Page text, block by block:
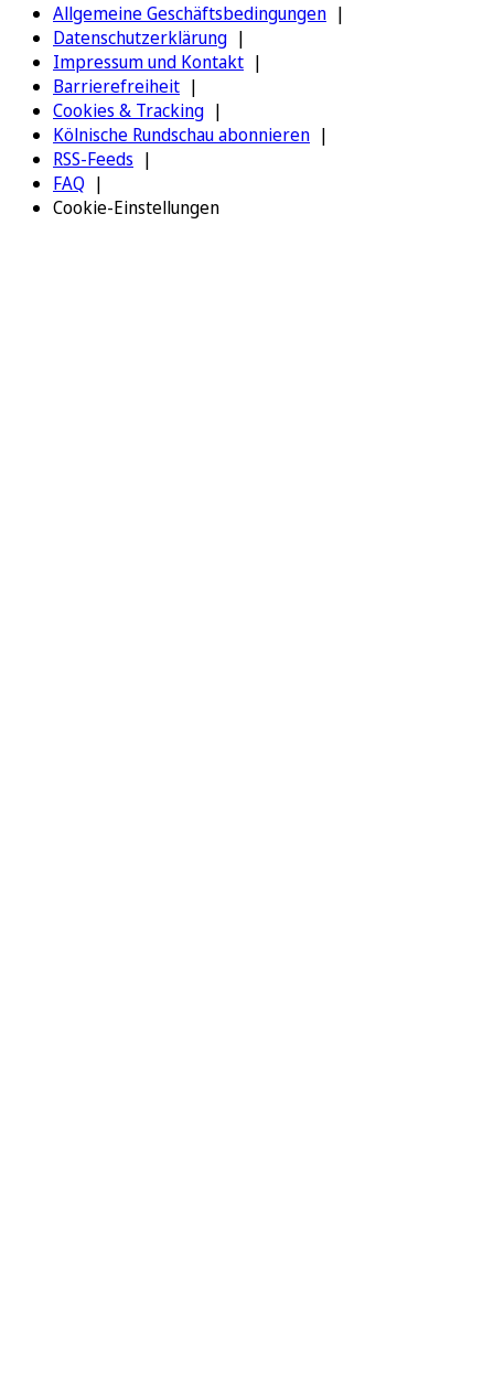
Allgemeine Geschäftsbedingungen
Datenschutzerklärung
Impressum und Kontakt
Barrierefreiheit
Cookies & Tracking
Kölnische Rundschau abonnieren
RSS-Feeds
FAQ
Cookie-Einstellungen